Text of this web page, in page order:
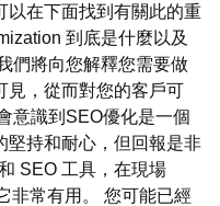
以在下面找到有關此的重
到底是什麼以及
們將向您解釋您需要做
見，從而對您的客戶可
意識到SEO優化是一個
堅持和耐心，但回報是非
SEO 工具，在現場
非常有用。 您可能已經